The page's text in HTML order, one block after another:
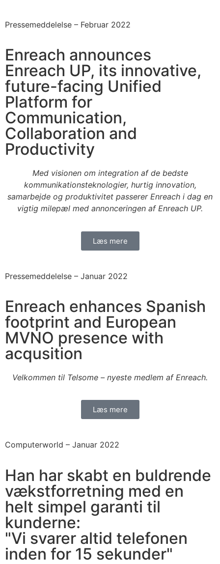
Pressemeddelelse – Februar 2022
Enreach announces
Enreach UP, its innovative,
future-facing Unified
Platform for
Communication,
Collaboration and
Productivity
Med visionen om integration af de bedste
kommunikationsteknologier, hurtig innovation,
samarbejde og produktivitet passerer Enreach i dag en
vigtig milepæl med annonceringen af Enreach UP.
Læs mere
Pressemeddelelse – Januar 2022
Enreach enhances Spanish
footprint and European
MVNO presence with
acqusition
Velkommen til Telsome – nyeste medlem af Enreach.
Læs mere
Computerworld – Januar 2022
Han har skabt en buldrende
vækstforretning med en
helt simpel garanti til
kunderne:
"Vi svarer altid telefonen
inden for 15 sekunder"